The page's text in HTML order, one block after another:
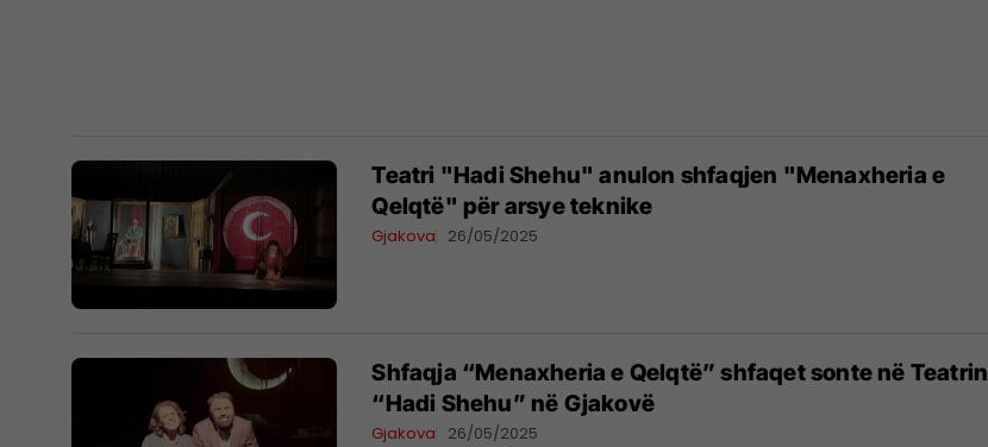
Teatri "Hadi Shehu" anulon shfaqjen "Menaxheria e
Qelqtë" për arsye teknike
Gjakova 26/05/2025
Shfaqja “Menaxheria e Qelqtë” shfaqet sonte në Teatrin
“Hadi Shehu” në Gjakovë
Gjakova 26/05/2025